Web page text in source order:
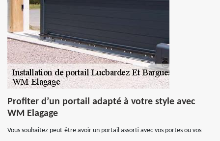
Profiter d’un portail adapté à votre style avec
WM Elagage
Vous souhaitez peut-être avoir un portail assorti avec vos portes ou vos